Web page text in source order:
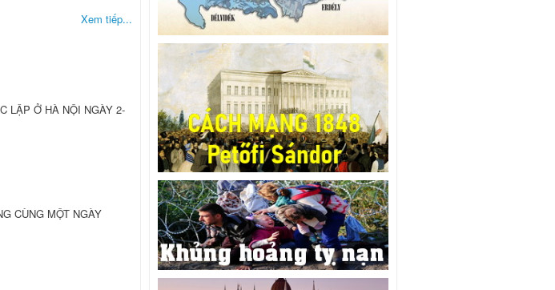
Xem tiếp...
LẬP Ở HÀ NỘI NGÀY 2-
CÙNG MỘT NGÀY